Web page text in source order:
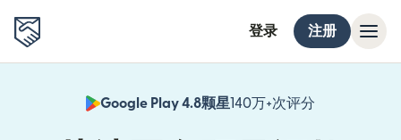
登录 注册
Google Play 4.8颗星140万+次评分